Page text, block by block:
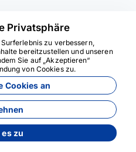
in Istanbul
Privatsphäre
zu verbessern,
bereitzustellen und unseren
Sie auf „Akzeptieren“
von Cookies zu.
Cookies an
es zu